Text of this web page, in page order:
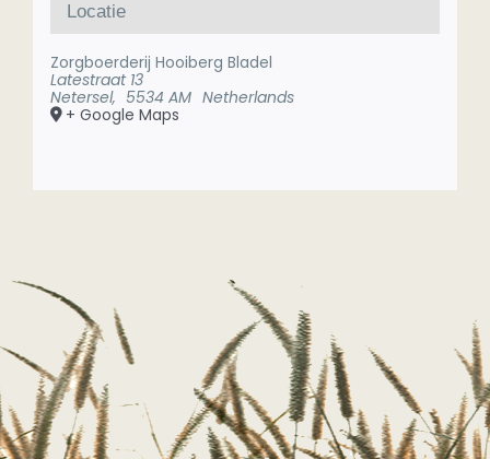
Locatie
Zorgboerderij Hooiberg Bladel
Latestraat 13
Netersel, 5534 AM Netherlands
+ Google Maps